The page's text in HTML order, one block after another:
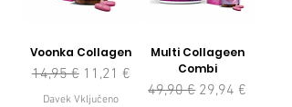
Voonka Collagen
Redna cena
14,95 € Cena na razprodaji
11,21 €
Davek Vključeno
Multi Collageen
Combi
Redna cena
49,90 € Cena na
29,94 €